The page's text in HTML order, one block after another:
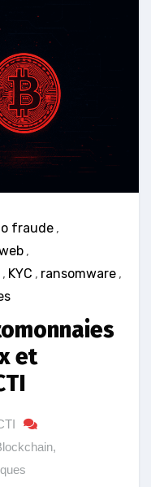
fraude ,
,
, KYC , ransomware ,
et
,